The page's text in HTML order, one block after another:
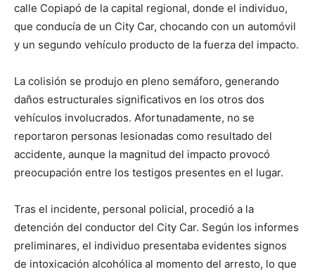
calle Copiapó de la capital regional, donde el individuo,
que conducía de un City Car, chocando con un automóvil
y un segundo vehículo producto de la fuerza del impacto.
La colisión se produjo en pleno semáforo, generando
daños estructurales significativos en los otros dos
vehículos involucrados. Afortunadamente, no se
reportaron personas lesionadas como resultado del
accidente, aunque la magnitud del impacto provocó
preocupación entre los testigos presentes en el lugar.
Tras el incidente, personal policial, procedió a la
detención del conductor del City Car. Según los informes
preliminares, el individuo presentaba evidentes signos
de intoxicación alcohólica al momento del arresto, lo que